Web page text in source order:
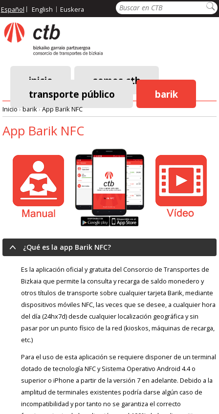
Pasar
al
contenido
principal
Buscar
Español English Euskera
Menú
principal
inicio
somos ctb
transporte público
barik
Ruta
navegación
Inicio›barik›App Barik NFC
App Barik NFC
¿Qué es la app Barik NFC?
Es la aplicación oficial y gratuita del Consorcio de Transportes de
Bizkaia que permite la consulta y recarga de saldo monedero y
otros títulos de transporte sobre cualquier tarjeta Barik, mediante
dispositivos móviles NFC, las veces que se desee, a cualquier hora
del día (24hx7d) desde cualquier localización geográfica y sin
pasar por un punto físico de la red (kioskos, máquinas de recarga,
etc.)
Para el uso de esta aplicación se requiere disponer de un terminal
dotado de tecnología NFC y Sistema Operativo Android 4.4 o
superior o iPhone a partir de la versión 7 en adelante. Debido a la
amplitud de terminales existentes podría darse algún caso de
incompatibilidad y por tanto no se garantiza el correcto